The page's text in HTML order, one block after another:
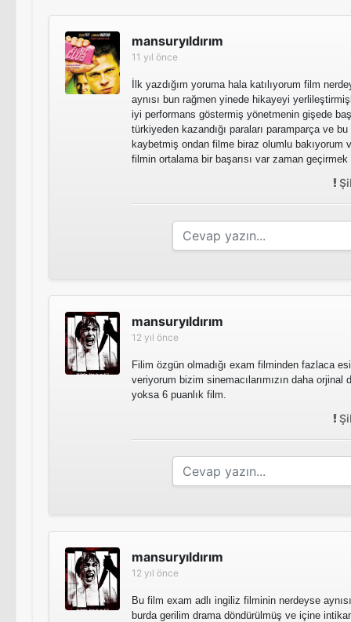
mansuryıldırım
11 yıl önce
İlk yazdığım yoruma hala katılıyorum film
aynısı bun rağmen yinede hikayeyi
iyi performans göstermiş yönetmenin gişede
türkiyeden kazandığı paraları paramparça ve
kaybetmiş ondan filme biraz olumlu bakıyorum
filmin ortalama bir başarısı var zaman
mansuryıldırım
12 yıl önce
Filim özgün olmadığı exam filminden fazlaca
veriyorum bizim sinemacılarımızın daha orjinal
yoksa 6 puanlık film.
mansuryıldırım
12 yıl önce
Bu film exam adlı ingiliz filminin nerdeyse
burda gerilim drama döndürülmüş ve içine